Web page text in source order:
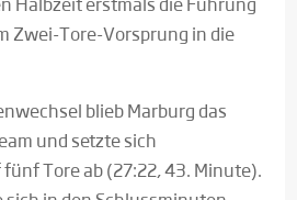
Zwei-Tore-Vorsprung in die
blieb Marburg das
und setzte sich
Tore ab (27:22, 43. Minute).